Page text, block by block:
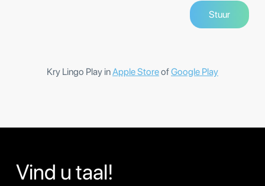
Kry Lingo Play inApple StoreofGoogle Play
Vind u taal!